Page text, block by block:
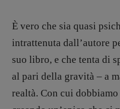
Coordinamento News
Anna da Re
Fabio Malagnini
[fabio.malagnini@gmail.
È vero che sia quasi
intrattenuta dall’autore
suo libro, e che tenta di
al pari della gravità – a
realtà. Con cui